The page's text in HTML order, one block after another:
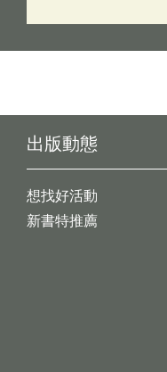
出版動態
想找好活動
新書特推薦